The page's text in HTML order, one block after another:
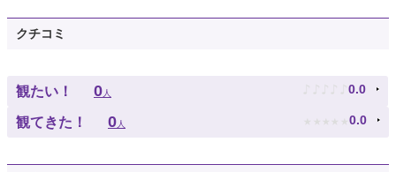
クチコミ
観たい！ 0人 ♪ ♪ ♪ ♪ ♪ 0.0
観てきた！ 0人 ★ ★ ★ ★ ★ 0.0